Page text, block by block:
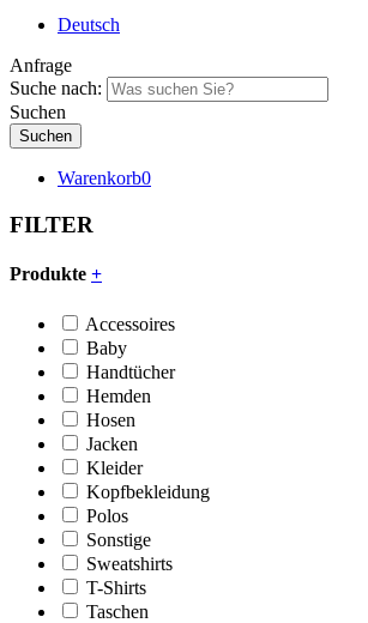
Deutsch
Anfrage
Suche nach:
Suchen
Warenkorb0
FILTER
Produkte +
Accessoires
Baby
Handtücher
Hemden
Hosen
Jacken
Kleider
Kopfbekleidung
Polos
Sonstige
Sweatshirts
T-Shirts
Taschen